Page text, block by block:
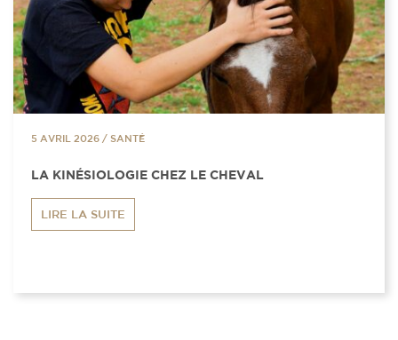
5 AVRIL 2026 / SANTÉ
LA KINÉSIOLOGIE CHEZ LE CHEVAL
LIRE LA SUITE